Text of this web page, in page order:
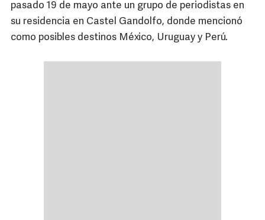
pasado 19 de mayo ante un grupo de periodistas en
su residencia en Castel Gandolfo, donde mencionó
como posibles destinos México, Uruguay y Perú.